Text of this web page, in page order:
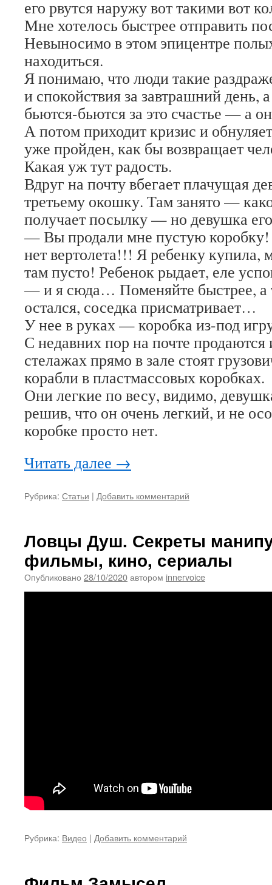
его рвутся наружу вот такими вот
Мне хотелось быстрее отправить
Невыносимо в этом эпицентре
находиться.
Я понимаю, что люди такие
и спокойствия за завтрашний день,
бьются-бьются за это счастье — а
А потом приходит кризис и
уже пройден, как бы возвращает
Какая уж тут радость.
Вдруг на почту вбегает плачущая
третьему окошку. Там занято —
получает посылку — но девушка его
— Вы продали мне пустую
нет вертолета!!! Я ребенку купила,
там пусто! Ребенок рыдает, еле
— и я сюда… Поменяйте быстрее, а
остался, соседка присматривает…
У нее в руках — коробка из-под
С недавних пор на почте
стелажах прямо в зале стоят
корабли в пластмассовых коробках.
Они легкие по весу, видимо,
решив, что он очень легкий, и не
коробке просто нет.
Читать далее →
Рубрика: Статьи | Добавить комментарий
Ловцы Душ. Секреты
фильмы, кино, сериалы
Опубликовано 28/10/2020автором innervoice
Рубрика: Видео | Добавить комментарий